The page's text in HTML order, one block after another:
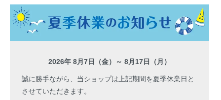
2026年 8月7日（金）～ 8月17日（月）
誠に勝手ながら、当ショップは上記期間を夏季休業日と
させていただきます。